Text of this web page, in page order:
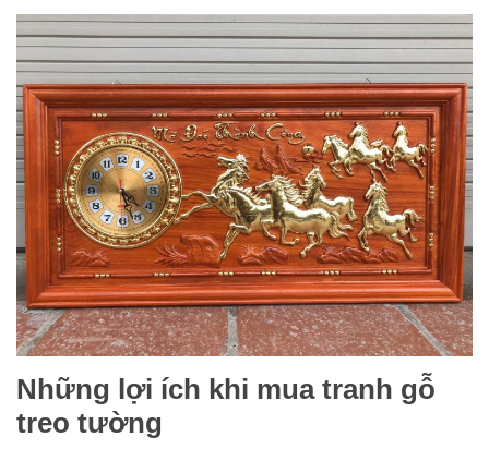
Những lợi ích khi mua tranh gỗ
treo tường